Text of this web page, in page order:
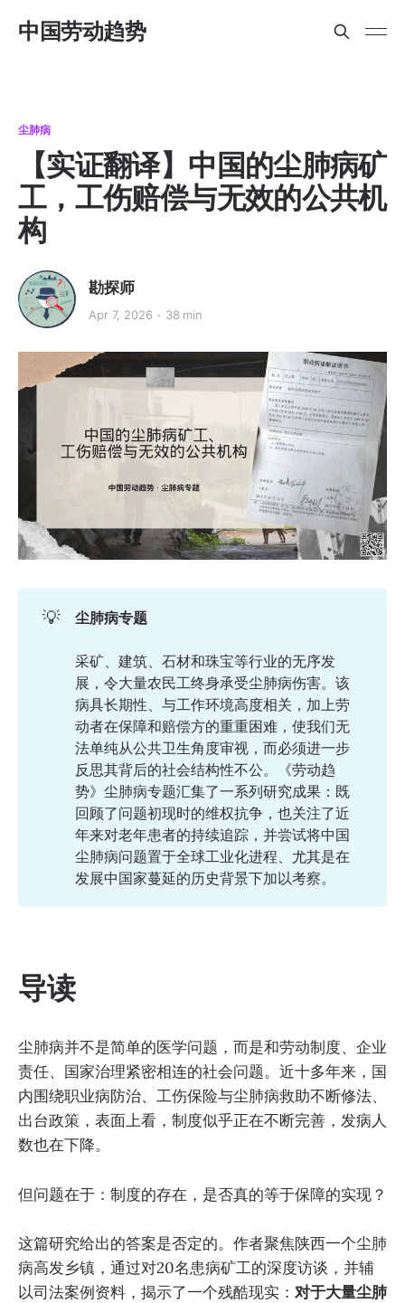
中国劳动趋势
尘肺病
【实证翻译】中国的尘肺病矿
工，工伤赔偿与无效的公共机
构
勘探师
Apr 7, 2026 38 min
💡 尘肺病专题
采矿、建筑、石材和珠宝等行业的无序发
展，令大量农民工终身承受尘肺病伤害。该
病具长期性、与工作环境高度相关，加上劳
动者在保障和赔偿方的重重困难，使我们无
法单纯从公共卫生角度审视，而必须进一步
反思其背后的社会结构性不公。《劳动趋
势》尘肺病专题汇集了一系列研究成果：既
回顾了问题初现时的维权抗争，也关注了近
年来对老年患者的持续追踪，并尝试将中国
尘肺病问题置于全球工业化进程、尤其是在
发展中国家蔓延的历史背景下加以考察。
导读
尘肺病并不是简单的医学问题，而是和劳动制度、企业
责任、国家治理紧密相连的社会问题。近十多年来，国
内围绕职业病防治、工伤保险与尘肺病救助不断修法、
出台政策，表面上看，制度似乎正在不断完善，发病人
数也在下降。
但问题在于：制度的存在，是否真的等于保障的实现？
这篇研究给出的答案是否定的。作者聚焦陕西一个尘肺
病高发乡镇，通过对20名患病矿工的深度访谈，并辅
以司法案例资料，揭示了一个残酷现实： 对于大量尘肺